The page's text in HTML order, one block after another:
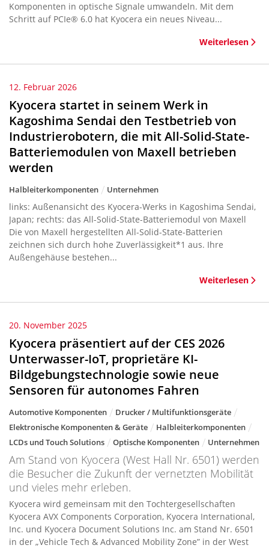
Komponenten in optische Signale umwandeln. Mit dem
Schritt auf PCIe® 6.0 hat Kyocera ein neues Niveau...
Weiterlesen
12. Februar 2026
Kyocera startet in seinem Werk in
Kagoshima Sendai den Testbetrieb von
Industrierobotern, die mit All-Solid-State-
Batteriemodulen von Maxell betrieben
werden
Halbleiterkomponenten Unternehmen
links: Außenansicht des Kyocera-Werks in Kagoshima Sendai,
Japan; rechts: das All-Solid-State-Batteriemodul von Maxell
Die von Maxell hergestellten All-Solid-State-Batterien
zeichnen sich durch hohe Zuverlässigkeit*1 aus. Ihre
Außengehäuse bestehen...
Weiterlesen
20. November 2025
Kyocera präsentiert auf der CES 2026
Unterwasser-IoT, proprietäre KI-
Bildgebungstechnologie sowie neue
Sensoren für autonomes Fahren
Automotive Komponenten
Drucker / Multifunktionsgeräte
Elektronische Komponenten & Geräte
Halbleiterkomponenten
LCDs und Touch Solutions
Optische Komponenten Unternehmen
Am Stand von Kyocera (West Hall Nr. 6501) werden
die Besucher die Zukunft der vernetzten Mobilität
und vieles mehr erleben.
Kyocera wird gemeinsam mit den Tochtergesellschaften
Kyocera AVX Components Corporation, Kyocera International,
Inc. und Kyocera Document Solutions Inc. am Stand Nr. 6501
in der „Vehicle Tech & Advanced Mobility Zone” in der West